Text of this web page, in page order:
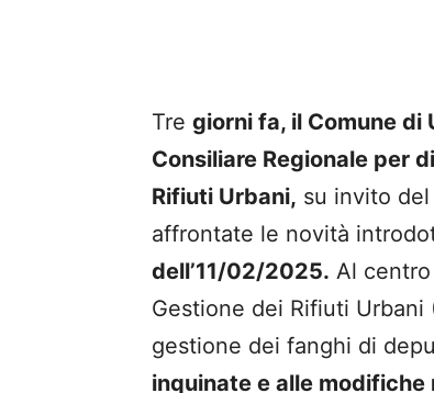
Tre giorni fa, il Comune
Consiliare Regionale per
Rifiuti Urbani, su invito
affrontate le novità
dell’11/02/2025. Al
Gestione dei Rifiuti Urbani
gestione dei fanghi di
inquinate e alle